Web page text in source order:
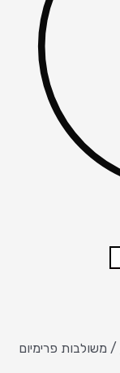
/ משולבות פרימיום